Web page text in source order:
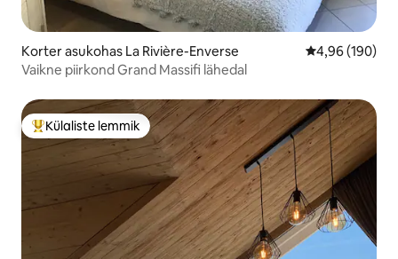
Korter asukohas La Rivière-Enverse Keskmine
4,96 (190)
Vaikne piirkond Grand Massifi lähedal
Külaliste suur lemmik
Külaliste lemmik